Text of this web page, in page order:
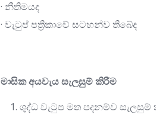
· නීතිමයද
· වැටුප් පත්‍රිකාවේ සටහන්ව තිබේද
මාසික අයවැය සැලසුම් කිරීම
ශුද්ධ වැටුප මත පදනම්ව